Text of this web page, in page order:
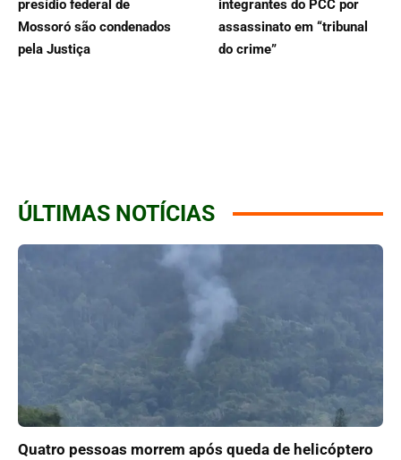
presídio federal de
Mossoró são condenados
pela Justiça
integrantes do PCC por
assassinato em “tribunal
do crime”
ÚLTIMAS NOTÍCIAS
Quatro pessoas morrem após queda de helicóptero